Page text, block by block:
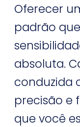
Oferecer
padrão
absoluta.
conduzida
precisão e
que você